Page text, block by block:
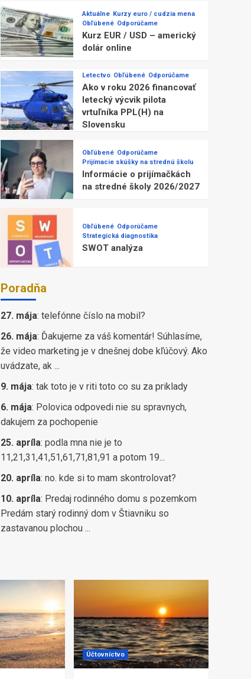
Aktuálne Kurzy euro / cudzia mena
Obľúbené Odporúčame
Kurz EUR / USD – americký
dolár online
Letectvo Obľúbené Odporúčame
Ako v roku 2026 financovať
letecký výcvik pilota
vrtuľníka PPL(H) na
Slovensku
Obľúbené Odporúčame
Prijímacie skúšky na strednú školu
Informácie o prijímačkách
na stredné školy 2026/2027
Obľúbené Odporúčame
Strategická diagnostika
SWOT analýza
Poradňa
27. mája: telefónne číslo na mobil?
26. mája: Ďakujeme za váš komentár! Súhlasíme,
že video marketing je v dnešnej dobe kľúčový. Ako
uvádzate, ak ...
9. mája: tak toto je v riti toto co su za priklady
6. mája: Polovica odpovedi nie su spravnych,
dakujem za pochopenie
25. apríla: podla mna nie je to
11,21,31,41,51,61,71,81,91 a potom 19...
20. apríla: no. kde si to mam skontrolovat?
10. apríla: Predaj rodinného domu s pozemkom
Predám starý rodinný dom v Štiavniku so
zastavanou plochou ...
Účtovníctvo